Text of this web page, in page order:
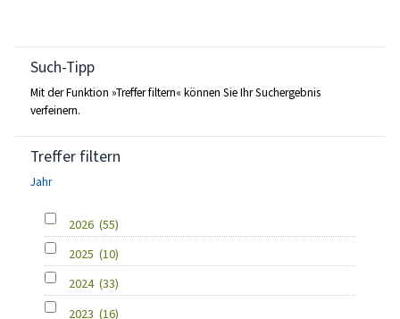
Such-Tipp
Mit der Funktion »Treffer filtern« können Sie Ihr Suchergebnis
verfeinern.
Treffer filtern
Jahr
2026 (55)
2025 (10)
2024 (33)
2023 (16)